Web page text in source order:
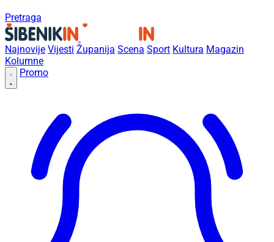
Pretraga
Najnovije Vijesti Županija Scena Sport Kultura Magazin
Kolumne
Promo